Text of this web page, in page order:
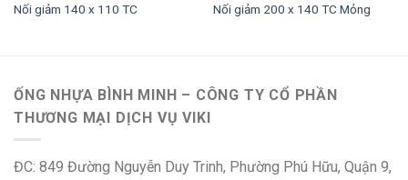
Nối giảm 140 x 110 TC Nối giảm 200 x 140 TC Mỏng
ỐNG NHỰA BÌNH MINH – CÔNG TY CỔ PHẦN
THƯƠNG MẠI DỊCH VỤ VIKI
ĐC: 849 Đường Nguyễn Duy Trinh, Phường Phú Hữu, Quận 9,